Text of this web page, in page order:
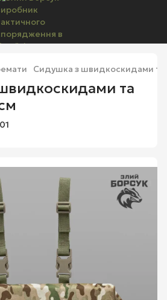
Сидушка з швидкоскидами та
та